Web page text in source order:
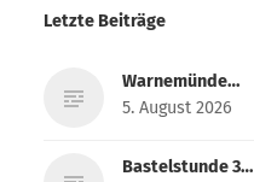
Letzte Beiträge
Warnemünde…
5. August 2026
Bastelstunde 3…